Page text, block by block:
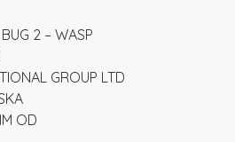
2 – WASP
GROUP LTD
OD